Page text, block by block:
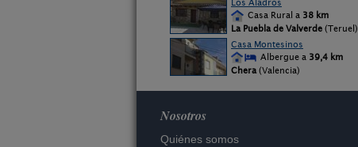
Los Aladros
Casa Rural a 38 km
La Puebla de Valverde (Teruel)
Casa Montesinos
Albergue a 39,4 km
Chera (Valencia)
Nosotros
Quiénes somos